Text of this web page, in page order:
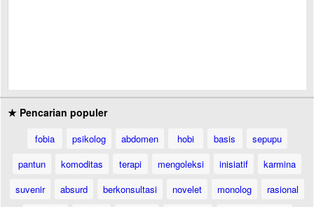
★ Pencarian populer
fobia psikolog abdomen hobi basis
sepupu
pantun
komoditas terapi mengoleksi inisiatif
karmina
suvenir
absurd berkonsultasi novelet monolog
rasional